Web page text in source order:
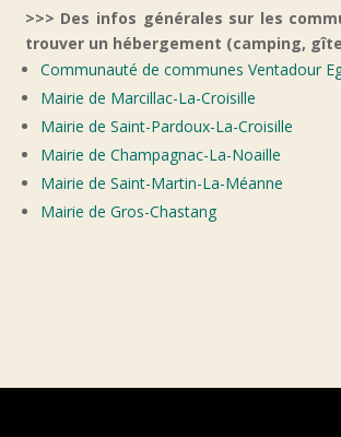
>>> Des infos générales sur les
trouver un hébergement (camping,
Communauté de communes Ventadour
Mairie de Marcillac-La-Croisille
Mairie de Saint-Pardoux-La-Croisille
Mairie de Champagnac-La-Noaille
Mairie de Saint-Martin-La-Méanne
Mairie de Gros-Chastang